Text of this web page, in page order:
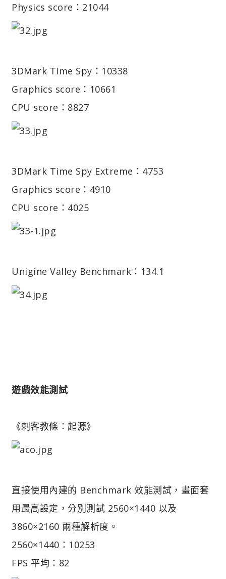
Physics score：21044
3DMark Time Spy：10338
Graphics score：10661
CPU score：8827
3DMark Time Spy Extreme：4753
Graphics score：4910
CPU score：4025
Unigine Valley Benchmark：134.1
遊戲效能測試
《刺客教條：起源》
直接使用內建的 Benchmark 效能測試，畫面套
用最高設定，分別測試 2560×1440 以及
3860×2160 兩種解析度。
2560×1440：10253
FPS 平均：82